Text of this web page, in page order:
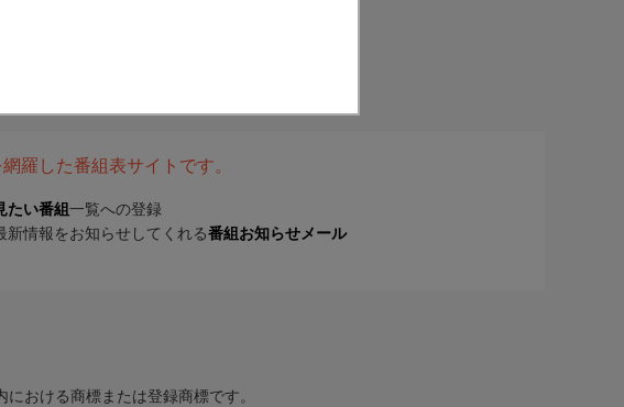
羅した番組表サイトです。
たい番組 一覧への登録
新情報をお知らせしてくれる番組お知らせメール
おける商標または登録商標です。